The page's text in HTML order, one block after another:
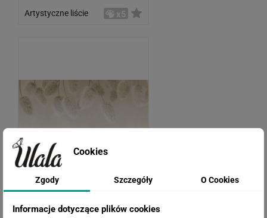
Artystyczne liście x5
x4
Cookies
Zgody Szczegóły O Cookies
Informacje dotyczące plików cookies